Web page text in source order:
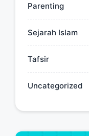
Parenting
Sejarah Islam
Tafsir
Uncategorized